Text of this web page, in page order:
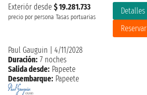
Exteriór desde $ 19.281.733
precio por persona Tasas portuarias
Detalles
Reservar
Paul Gauguin
4/11/2028
Duración: 7 noches
Salida desde: Papeete
Desembarque: Papeete